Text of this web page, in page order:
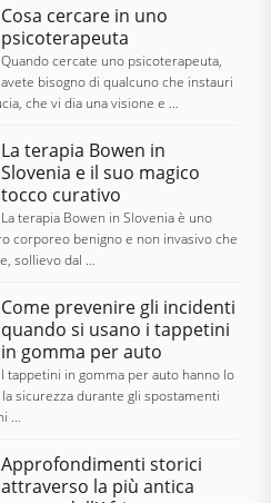
Cosa cercare in uno
psicoterapeuta
Quando cercate uno psicoterapeuta,
avete bisogno di qualcuno che instauri
che vi dia una visione e …
La terapia Bowen in
Slovenia e il suo magico
tocco curativo
La terapia Bowen in Slovenia è uno
corporeo benigno e non invasivo che
sollievo dal …
Come prevenire gli incidenti
quando si usano i tappetini
in gomma per auto
I tappetini in gomma per auto hanno lo
sicurezza durante gli spostamenti
…
Approfondimenti storici
attraverso la più antica